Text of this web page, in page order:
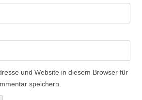
und Website in diesem Browser für
speichern.